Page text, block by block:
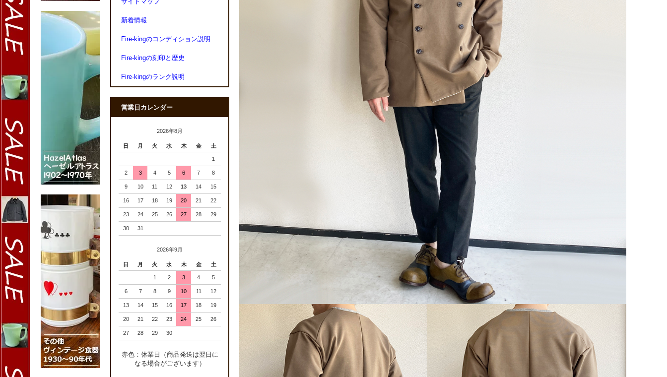
サイトマップ
新着情報
Fire-kingのコンディション説明
Fire-kingの刻印と歴史
Fire-kingのランク説明
営業日カレンダー
2026年8月
日 月 火 水 木 金 土
1
2 3 4 5 6 7 8
9 10 11 12 13 14 15
16 17 18 19 20 21 22
23 24 25 26 27 28 29
30 31
2026年9月
日 月 火 水 木 金 土
1 2 3 4 5
6 7 8 9 10 11 12
13 14 15 16 17 18 19
20 21 22 23 24 25 26
27 28 29 30
赤色：休業日（商品発送は翌日に
なる場合がございます）